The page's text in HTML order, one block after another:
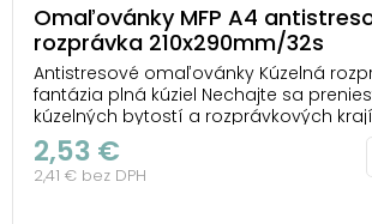
Omaľovánky MFP A4
rozprávka 210x290mm/32s
Antistresové omaľovánky Kúzelná
fantázia plná kúziel Nechajte sa
kúzelných bytostí a rozprávkových
omaľovánky Kúzelná rozprávka od
ilustrácie, ktoré vás zavedú do ríše
vám vytvoriť si vlastný farebný príbeh...
2,53 €
2,41 € bez DPH